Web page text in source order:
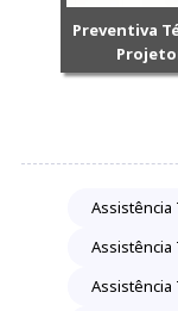
Preventiva
Assistência
Assistência
Assistência